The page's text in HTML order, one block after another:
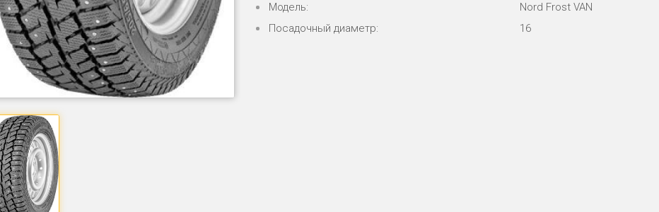
Модель:
Nord Frost VAN
Посадочный диаметр:
16